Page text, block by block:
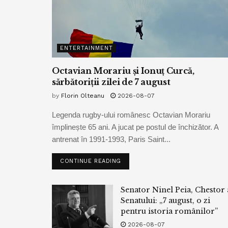
ENTERTAINMENT
Octavian Morariu și Ionuț Curcă,
sărbătoriții zilei de 7 august
by Florin Olteanu 2026-08-07
Legenda rugby-ului românesc Octavian Morariu
împlinește 65 ani. A jucat pe postul de închizător. A
antrenat în 1991-1993, Paris Saint...
CONTINUE READING
Senator Ninel Peia, Chestor
Senatului: „7 august, o zi
pentru istoria românilor”
2026-08-07